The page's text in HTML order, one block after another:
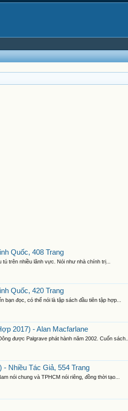
Quốc, 408 Trang
trên nhiều lãnh vực. Nói như nhà chính trị...
Quốc, 420 Trang
đọc, có thể nói là tập sách đầu tiên tập hợp...
2017) - Alan Macfarlane
được Palgrave phát hành năm 2002. Cuốn sách...
- Nhiều Tác Giả, 554 Trang
nói chung và TPHCM nói riêng, đồng thời tạo...